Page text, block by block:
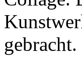
gebracht.